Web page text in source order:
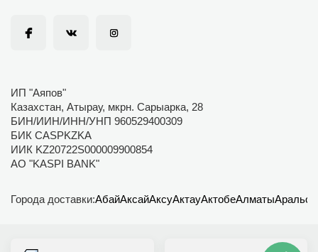
ИП "Аяпов"
Казахстан, Атырау, мкрн. Сарыарка, 28
БИН/ИИН/ИНН/УНП 960529400309
БИК CASPKZKA
ИИК KZ20722S000009900854
АО "KASPI BANK"
Города доставки:АбайАксайАксуАктауАктобеАлматыАральск